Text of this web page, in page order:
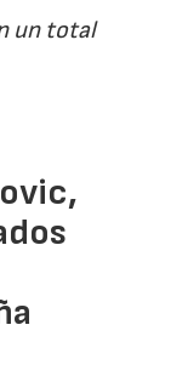
un total